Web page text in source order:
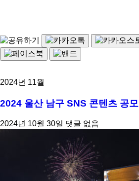
2024년 11월
2024 울산 남구 SNS 콘텐츠 공
2024년 10월 30일 댓글 없음